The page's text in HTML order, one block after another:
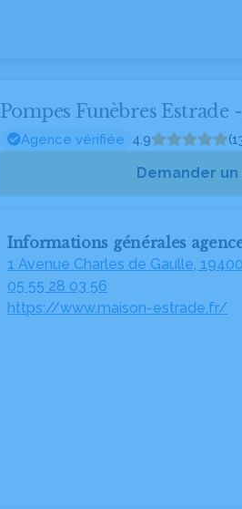
Pompes Funèbres
Agence vérifiée 4.9
Demander un
Informations générales
1 Avenue Charles de Gaulle,
05 55 28 03 56
https://www.maison-estrade.fr/